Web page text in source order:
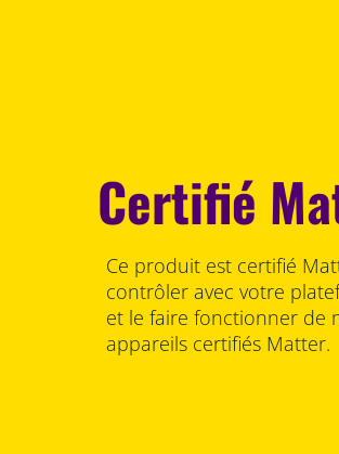
Certifié
Ce produit est certifié
contrôler avec votre
et le faire fonctionner de
appareils certifiés Matter.